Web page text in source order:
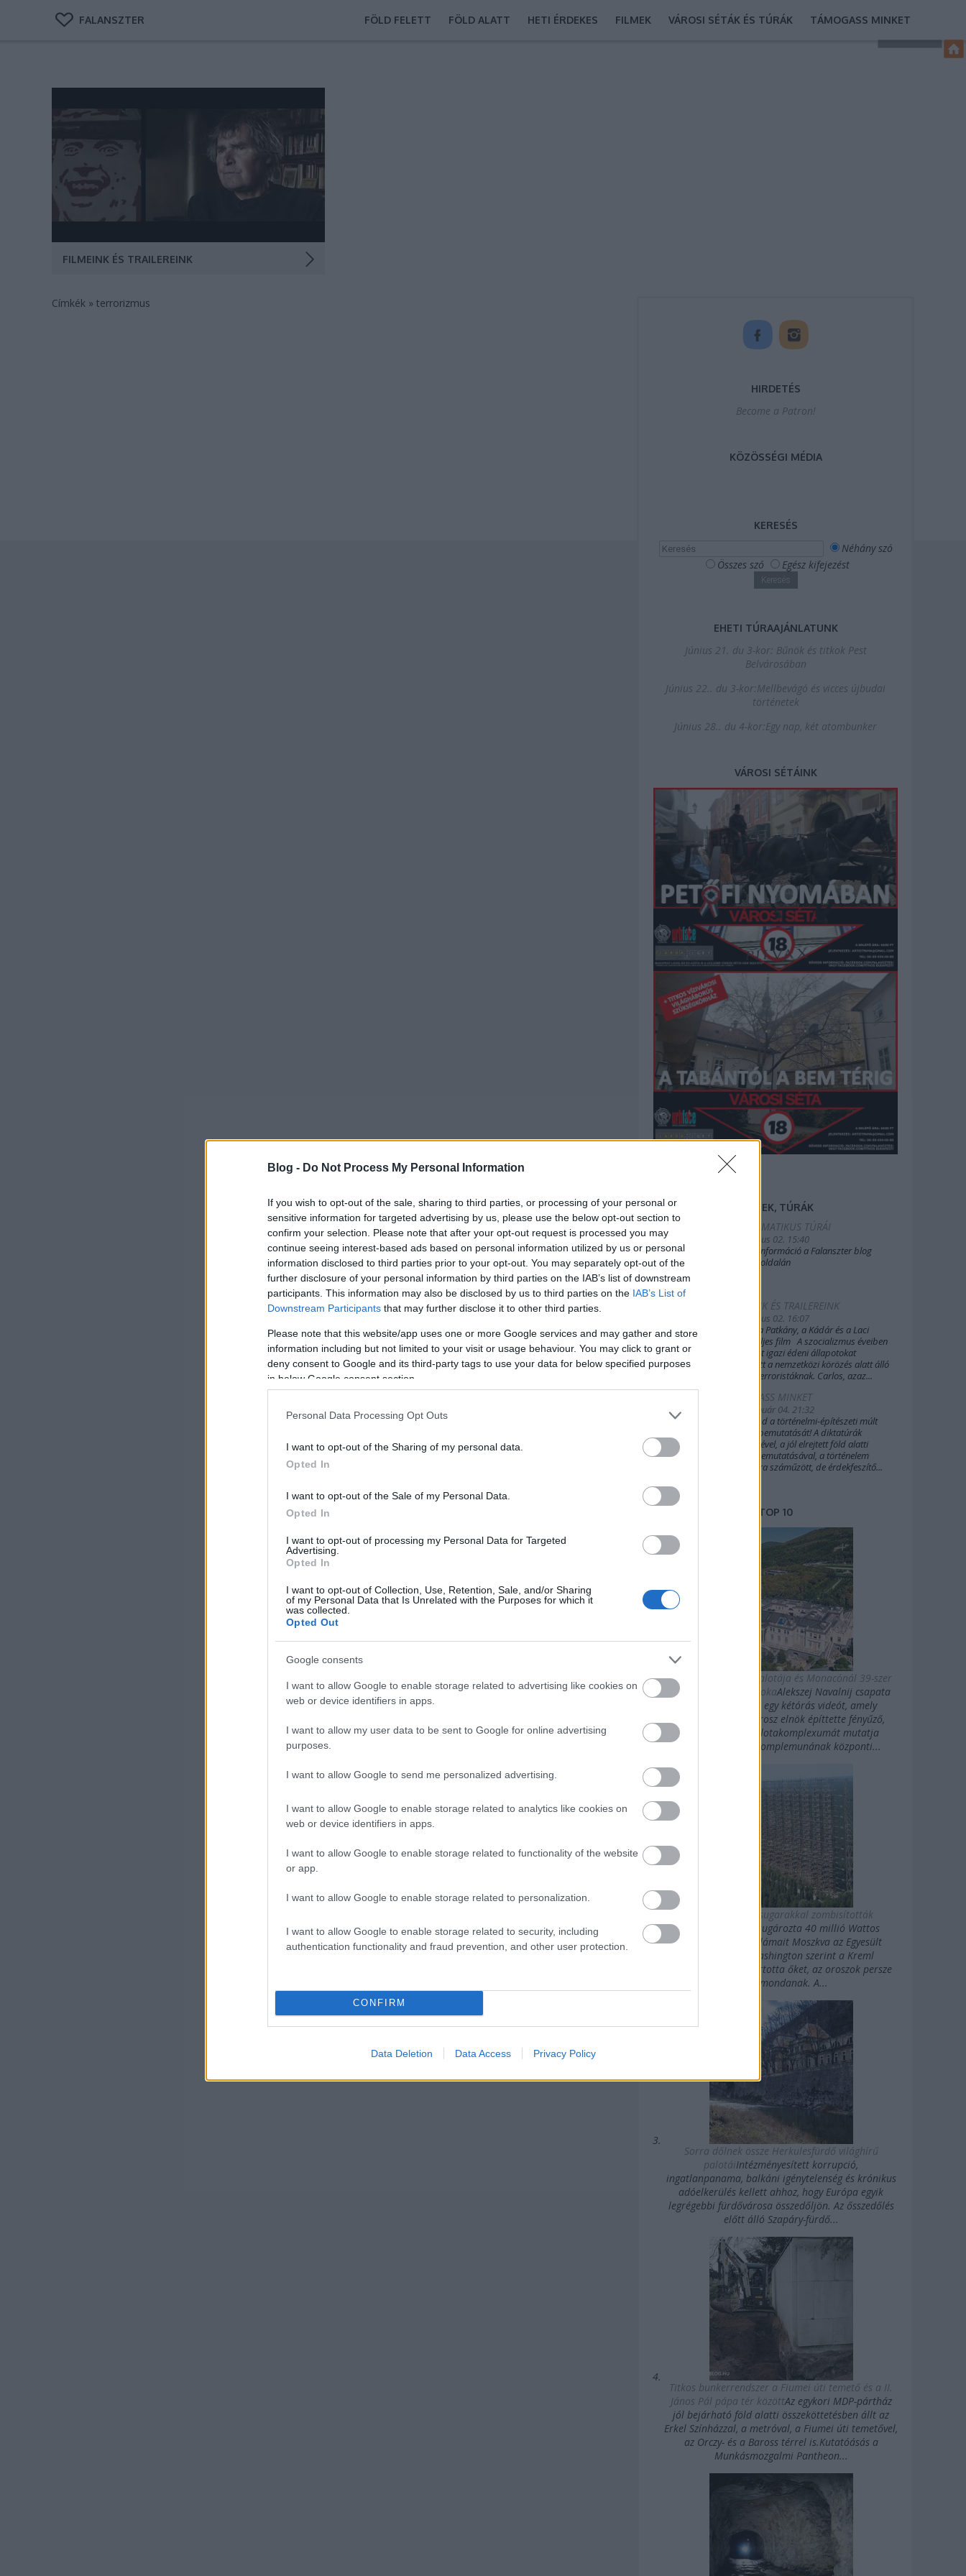
Blog - Do Not Process My Personal Information
If you wish to opt-out of the sale, sharing to third parties, or processing of your personal or
sensitive information for targeted advertising by us, please use the below opt-out section to
confirm your selection. Please note that after your opt-out request is processed you may
continue seeing interest-based ads based on personal information utilized by us or personal
information disclosed to third parties prior to your opt-out. You may separately opt-out of the
further disclosure of your personal information by third parties on the IAB’s list of downstream
participants. This information may also be disclosed by us to third parties on the IAB’s List of
Downstream Participants that may further disclose it to other third parties.
Please note that this website/app uses one or more Google services and may gather and store
information including but not limited to your visit or usage behaviour. You may click to grant or
deny consent to Google and its third-party tags to use your data for below specified purposes
in below Google consent section.
Personal Data Processing Opt Outs
I want to opt-out of the Sharing of my personal data.
Opted In
I want to opt-out of the Sale of my Personal Data.
Opted In
I want to opt-out of processing my Personal Data for Targeted
Advertising.
Opted In
I want to opt-out of Collection, Use, Retention, Sale, and/or Sharing
of my Personal Data that Is Unrelated with the Purposes for which it
was collected.
Opted Out
Google consents
I want to allow Google to enable storage related to advertising like cookies on
web or device identifiers in apps.
I want to allow my user data to be sent to Google for online advertising
purposes.
I want to allow Google to send me personalized advertising.
I want to allow Google to enable storage related to analytics like cookies on
web or device identifiers in apps.
I want to allow Google to enable storage related to functionality of the website
or app.
I want to allow Google to enable storage related to personalization.
I want to allow Google to enable storage related to security, including
authentication functionality and fraud prevention, and other user protection.
CONFIRM
Data Deletion Data Access Privacy Policy
FALANSZTER FÖLD FELETT FÖLD ALATT HETI ÉRDEKES FILMEK VÁROSI SÉTÁK ÉS TÚRÁK TÁMOGASS MINKET
A Sakál, a Patkány, a Kádár és a Laci (2022) teljes film
A szocializmus éveiben Budapest igazi édeni
állapotokat biztosított a nemzetközi körözés alatt
álló külföldi terroristáknak. Carlos, azaz a Sakál, Abi
Nidal és Abu Daoud a Duna partjáról szervezték meg
Aldo Moro olasz miniszterelnök, Anvar…
FILMEINK ÉS TRAILEREINK
Címkék » terrorizmus
HIRDETÉS
Become a Patron!
KÖZÖSSÉGI MÉDIA
KERESÉS
Néhány szó
Összes szó
Egész kifejezést
EHETI TÚRAAJÁNLATUNK
Június 21. du 3-kor: Bűnök és titkok Pest
Belvárosában
Június 22.. du 3-kor:Mellbevágó és vicces újbudai
történetek
Június 28.. du 4-kor:Egy nap, két atombunker
VÁROSI SÉTÁINK
FILMEK, TÚRÁK
2025.TEMATIKUS TÚRÁI
2019. július 02. 15:40
Bővebb információ a Falanszter blog
oldal FB-oldalán
FILMEINK ÉS TRAILEREINK
2019. július 02. 16:07
A Sakál, a Patkány, a Kádár és a Laci
(2022) teljes film A szocializmus éveiben
Budapest igazi édeni állapotokat
biztosított a nemzetközi körözés alatt álló
külföldi terroristáknak. Carlos, azaz...
TÁMOGASS MINKET
2020. január 04. 21:32
Támogasd a történelmi-építészeti múlt
további bemutatását! A diktatúrák
építészetével, a jól elrejtett föld alatti
világok bemutatásával, a történelem
margójára száműzött, de érdekfeszítő...
TOP 10
Putyin titkos luxuspalotája és Monacónál 39-szer
nagyobb magánbirtokaAlekszej Navalnij csapata
kedden közzétett egy kétórás videót, amely
Vlagyimir Putyin orosz elnök építtette fényűző,
Fekete-tengeri palotakomplexumát mutatja
be.Putyin palotakomplemunának központi...
Az oroszok gigasugarakkal zombisították
10 évig sugározta 40 millió Wattos
erősségű rövidhullámait Moszkva az Egyesült
Államok felé. Washington szerint a Kreml
agykontroll alatt tartotta őket, az oroszok persze
mást mondanak. A...
Sorra dőlnek össze Herkulesfürdő világhírű
palotáiIntézményesített korrupció,
ingatlanpanama, balkáni igénytelenség és krónikus
adóelkerülés kellett ahhoz, hogy Európa egyik
legrégebbi fürdővárosa összedőljön. Az ősszedőlés
előtt álló Szapáry-fürdő...
Titkos bunkerrendszer a Fiumei úti temető és a II.
János Pál pápa tér közöttAz egykori MDP-pártház
jól bejárható föld alatti összeköttetésben állt az
Erkel Színházzal, a metróval, a Fiumei úti temetővel,
az Orczy- és a Baross térrel is.Kutatóásás a
Munkásmozgalmi Pantheon...